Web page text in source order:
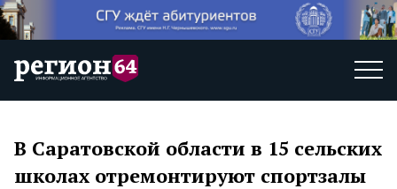
В Саратовской области в 15 сельских
школах отремонтируют спортзалы